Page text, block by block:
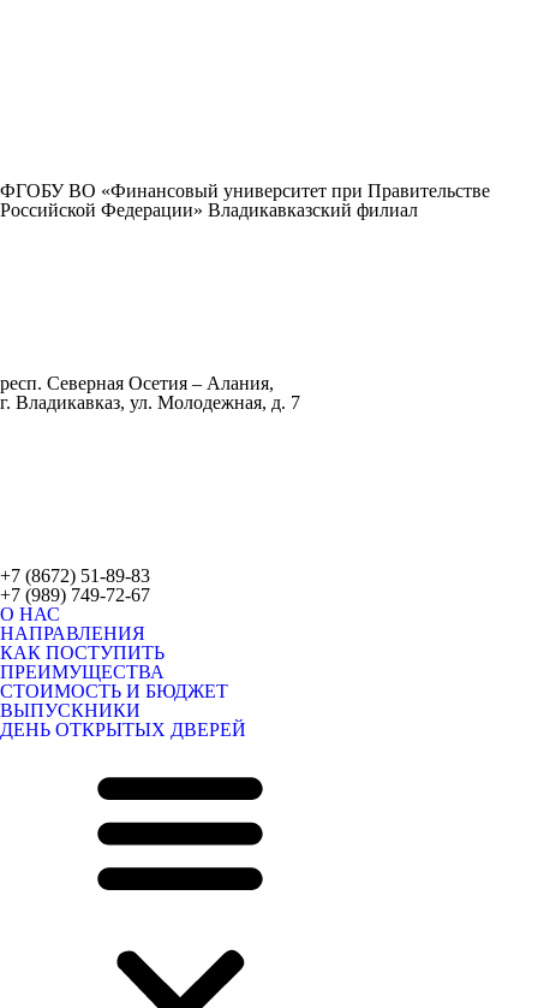
ФГОБУ ВО «Финансовый университет при Правительстве
Российской Федерации» Владикавказский филиал
респ. Северная Осетия – Алания,
г. Владикавказ, ул. Молодежная, д. 7
+7 (8672) 51-89-83
+7 (989) 749-72-67
О НАС
НАПРАВЛЕНИЯ
КАК ПОСТУПИТЬ
ПРЕИМУЩЕСТВА
СТОИМОСТЬ И БЮДЖЕТ
ВЫПУСКНИКИ
ДЕНЬ ОТКРЫТЫХ ДВЕРЕЙ